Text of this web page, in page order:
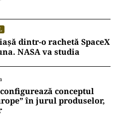
din West Palm
afla Donald Trump la
fost arestat înainte să
cu toate știrile? Urmărește
de WhatsApp